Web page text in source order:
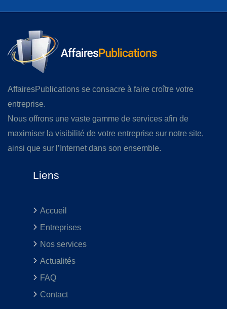
AffairesPublications se consacre à faire croître votre
entreprise.
Nous offrons une vaste gamme de services afin de
maximiser la visibilité de votre entreprise sur notre site,
ainsi que sur l’Internet dans son ensemble.
Liens
Accueil
Entreprises
Nos services
Actualités
FAQ
Contact